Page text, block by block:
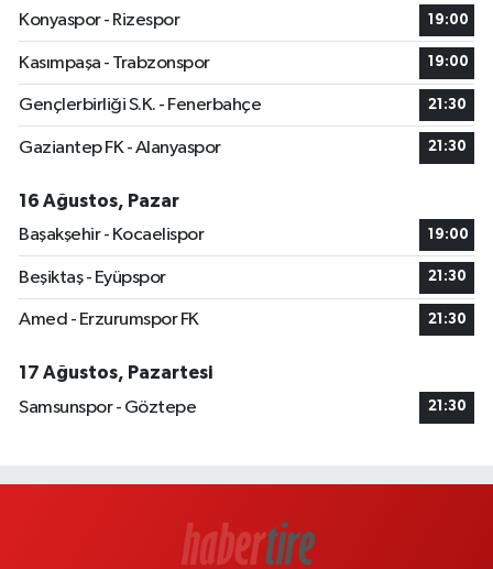
Konyaspor - Rizespor
19:00
Kasımpaşa - Trabzonspor 19:00
Gençlerbirliği S.K. - Fenerbahçe 21:30
Gaziantep FK - Alanyaspor 21:30
16 Ağustos, Pazar
Başakşehir - Kocaelispor
19:00
Beşiktaş - Eyüpspor 21:30
Amed - Erzurumspor FK 21:30
17 Ağustos, Pazartesi
Samsunspor - Göztepe
21:30